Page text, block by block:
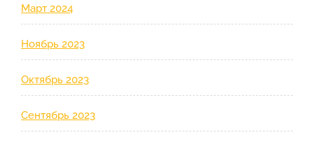
Март 2024
Ноябрь 2023
Октябрь 2023
Сентябрь 2023